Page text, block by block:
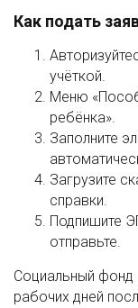
Как подать
учёткой.
Меню
ребёнка».
Заполните
Загрузите
справки.
Подпишите
отправьте.
Социальный фонд
рабочих дней